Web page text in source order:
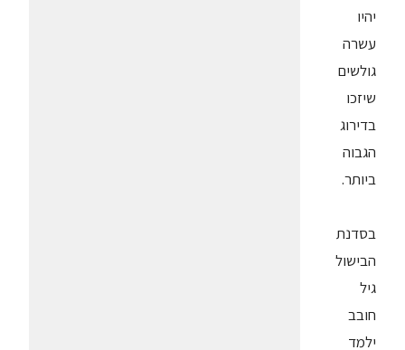
יהיו
עשרה
גולשים
שיזכו
בדירוג
הגבוה
ביותר.
בסדנת
הבישול
גיל
חובב
ילמד